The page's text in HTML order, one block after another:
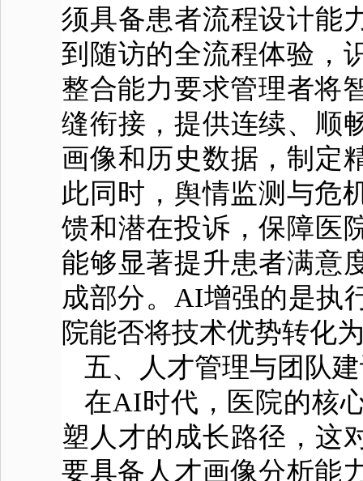
须具备患者流程设计能
到随访的全流程体验，
整合能力要求管理者将
缝衔接，提供连续、顺
画像和历史数据，制定
此同时，舆情监测与危
馈和潜在投诉，保障医
能够显著提升患者满意
成部分。AI增强的是执
院能否将技术优势转化
五、人才管理与团队
在AI时代，医院的核
塑人才的成长路径，这
要具备人才画像分析能